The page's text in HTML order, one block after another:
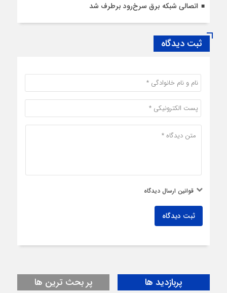
اتصالی شبکه برق سرخ‌رود برطرف شد
ثبت دیدگاه
قوانین ارسال دیدگاه
ثبت دیدگاه
پربازدید ها پر بحث ترین ها